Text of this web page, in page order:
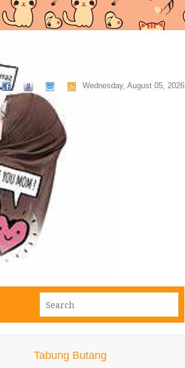
Wednesday, August 05, 2026
Tabung Butang